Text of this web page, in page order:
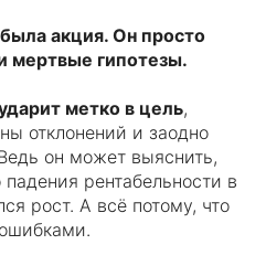
акция. Он просто
мертвые гипотезы.
метко в цель,
отклонений и заодно
он может выяснить,
рентабельности в
рост. А всё потому, что